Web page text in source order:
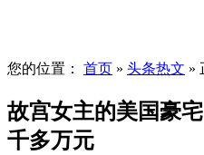
您的位置： 首页 » 头条热文 »
故宫女主的美国豪
千多万元